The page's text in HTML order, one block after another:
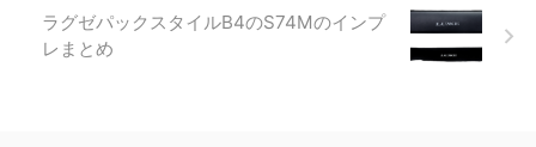
ラグゼパックスタイルB4のS74Mのインプ
レまとめ